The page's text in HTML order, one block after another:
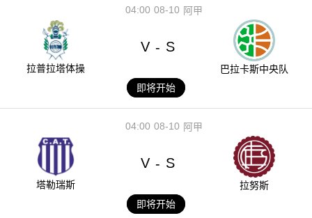
08-10
04:00 阿甲
拉普拉塔体操
V - S
巴拉卡斯中央队
即将开始
08-10
04:00 阿甲
塔勒瑞斯
V - S
拉努斯
即将开始